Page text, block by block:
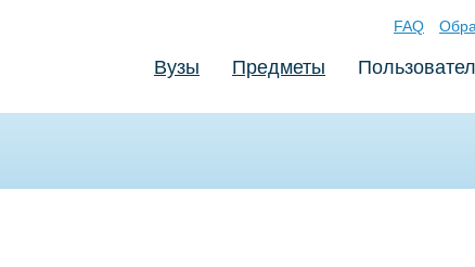
FAQ
Вузы Предметы